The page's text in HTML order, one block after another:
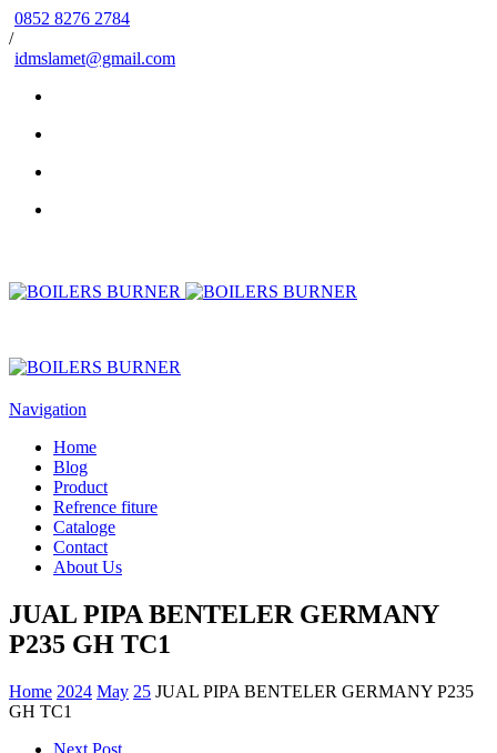
0852 8276 2784
/
idmslamet@gmail.com
Navigation
Home
Blog
Product
Refrence fiture
Cataloge
Contact
About Us
JUAL PIPA BENTELER GERMANY
P235 GH TC1
Home 2024 May 25 JUAL PIPA BENTELER GERMANY P235
GH TC1
Next Post